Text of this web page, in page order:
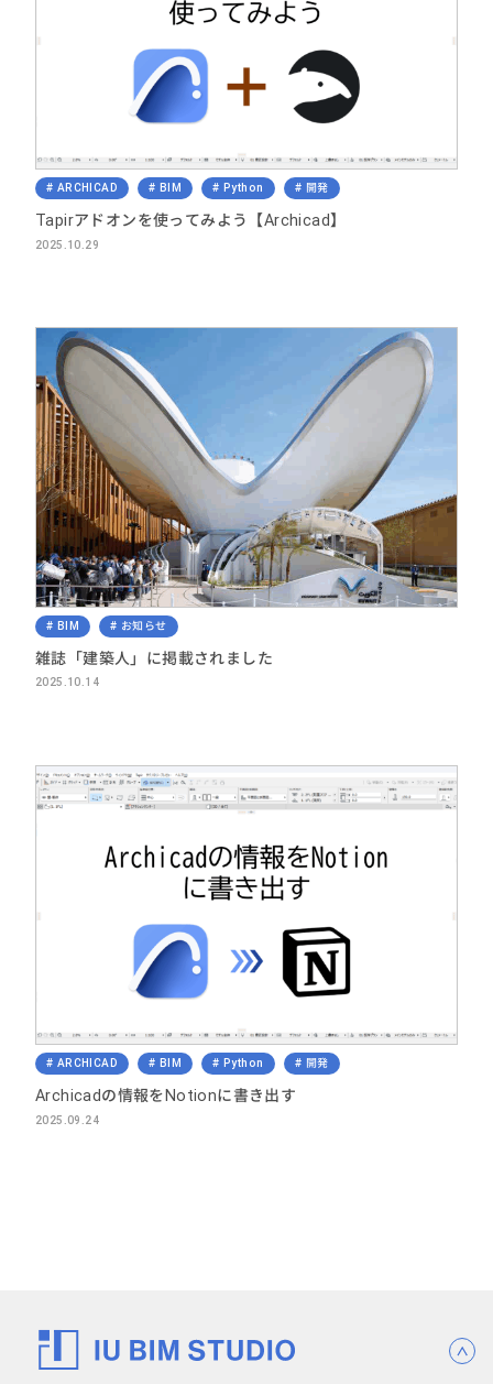
ARCHICAD BIM Python 開発
Tapirアドオンを使ってみよう【Archicad】
2025.10.29
BIM お知らせ
雑誌「建築人」に掲載されました
2025.10.14
ARCHICAD BIM Python 開発
Archicadの情報をNotionに書き出す
2025.09.24